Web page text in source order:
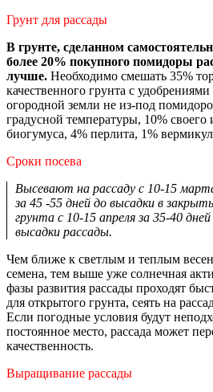
Грунт для рассады
В грунте, сделанном
более 20% покупного помидоры
лучше. Необходимо смешать 35%
качественного грунта с
огородной земли не из-под
градусной температуры, 10%
биогумуса, 4% перлита, 1%
Сроки посева
Высевают на рассаду с 10-15
за 45 -55 дней до высадки в
грунта с 10-15 апреля за 35-40
высадки рассады.
Чем ближе к светлым и теплым
семена, тем выше уже солнечная
фазы развития рассады проходят
для открытого грунта, сеять на
Если погодные условия будут
постоянное место, рассада может
качественность.
Выращивание рассады